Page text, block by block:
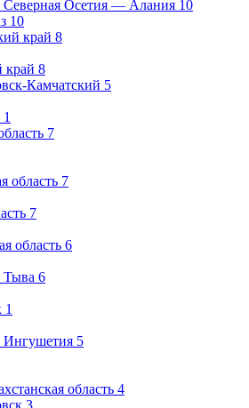
Северная Осетия — Алания 10
10
край 8
край 8
Камчатский 5
1
7
область 7
7
область 6
Тыва 6
1
Ингушетия 5
область 4
3